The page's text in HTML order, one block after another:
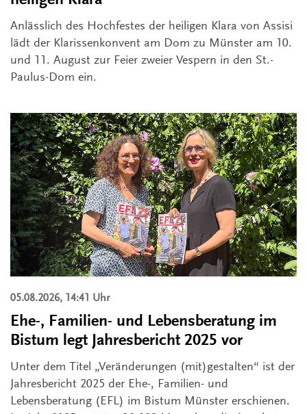
Anlässlich des Hochfestes der heiligen Klara von Assisi
lädt der Klarissenkonvent am Dom zu Münster am 10.
und 11. August zur Feier zweier Vespern in den St.-
Paulus-Dom ein.
05.08.2026, 14:41 Uhr
Ehe-, Familien- und Lebensberatung im
Bistum legt Jahresbericht 2025 vor
Unter dem Titel „Veränderungen (mit)gestalten“ ist der
Jahresbericht 2025 der Ehe-, Familien- und
Lebensberatung (EFL) im Bistum Münster erschienen.